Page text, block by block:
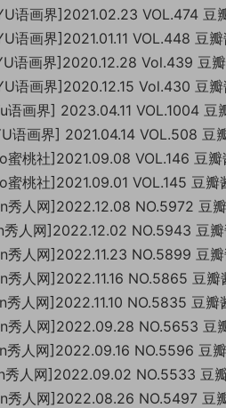
语画界]2021.02.23 VOL.474 豆
语画界]2021.01.11 VOL.448 豆
语画界]2020.12.28 Vol.439 豆
语画界]2020.12.15 Vol.430 豆
语画界] 2023.04.11 VOL.1004
语画界] 2021.04.14 VOL.508
蜜桃社]2021.09.08 VOL.146 豆
蜜桃社]2021.09.01 VOL.145 豆瓣
秀人网]2022.12.08 NO.5972 豆
秀人网]2022.12.02 NO.5943 豆瓣
秀人网]2022.11.23 NO.5899 豆
秀人网]2022.11.16 NO.5865 豆
秀人网]2022.11.10 NO.5835 豆瓣
秀人网]2022.09.28 NO.5653 豆
秀人网]2022.09.16 NO.5596 豆
秀人网]2022.09.02 NO.5533 豆
秀人网]2022.08.26 NO.5497 豆